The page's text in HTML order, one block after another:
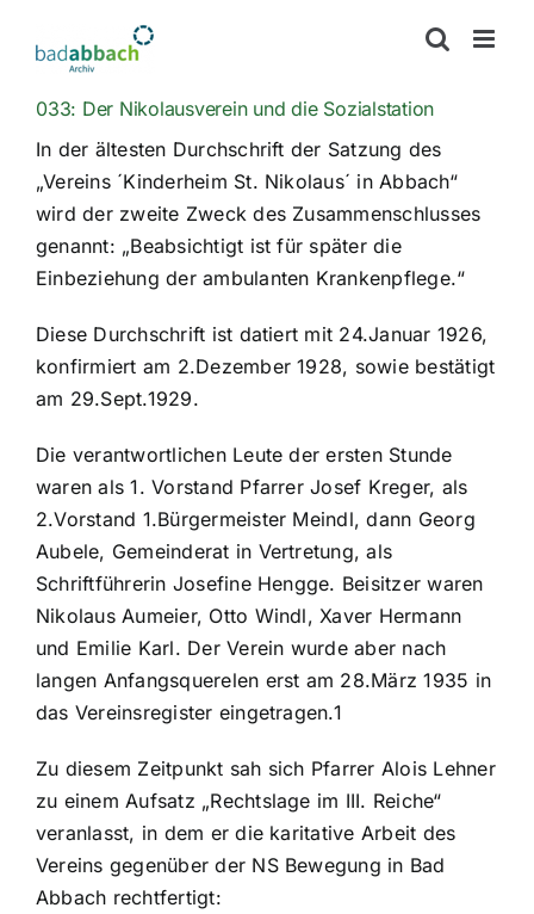
Inhalt
springen
033: Der Nikolausverein und die Sozialstation
In der ältesten Durchschrift der Satzung des
„Vereins ´Kinderheim St. Nikolaus´ in Abbach“
wird der zweite Zweck des Zusammenschlusses
genannt: „Beabsichtigt ist für später die
Einbeziehung der ambulanten Krankenpflege.“
Diese Durchschrift ist datiert mit 24.Januar 1926,
konfirmiert am 2.Dezember 1928, sowie bestätigt
am 29.Sept.1929.
Die verantwortlichen Leute der ersten Stunde
waren als 1. Vorstand Pfarrer Josef Kreger, als
2.Vorstand 1.Bürgermeister Meindl, dann Georg
Aubele, Gemeinderat in Vertretung, als
Schriftführerin Josefine Hengge. Beisitzer waren
Nikolaus Aumeier, Otto Windl, Xaver Hermann
und Emilie Karl. Der Verein wurde aber nach
langen Anfangsquerelen erst am 28.März 1935 in
das Vereinsregister eingetragen.1
Zu diesem Zeitpunkt sah sich Pfarrer Alois Lehner
zu einem Aufsatz „Rechtslage im III. Reiche“
veranlasst, in dem er die karitative Arbeit des
Vereins gegenüber der NS Bewegung in Bad
Abbach rechtfertigt: